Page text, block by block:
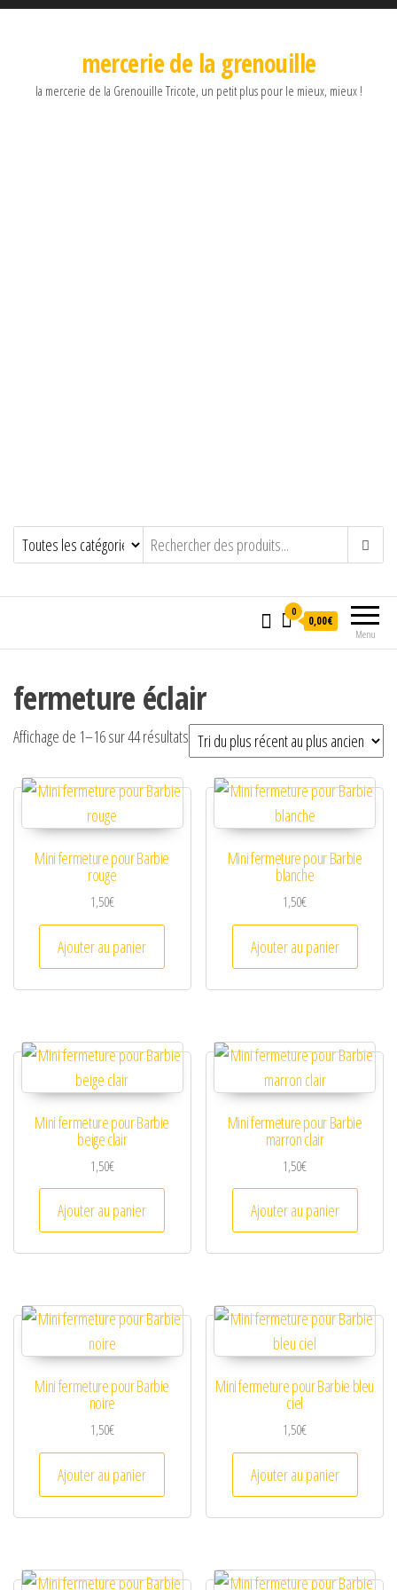
mercerie de la grenouille
la mercerie de la Grenouille Tricote, un petit plus pour le mieux, mieux !
Menu
0
0,00€
fermeture éclair
Affichage de 1–16 sur 44 résultats Trié du plus récent au plus ancien
Mini fermeture pour Barbie
rouge
1,50€
Ajouter au panier
Mini fermeture pour Barbie
blanche
1,50€
Ajouter au panier
Mini fermeture pour Barbie
beige clair
1,50€
Ajouter au panier
Mini fermeture pour Barbie
marron clair
1,50€
Ajouter au panier
Mini fermeture pour Barbie
noire
1,50€
Ajouter au panier
Mini fermeture pour Barbie bleu
ciel
1,50€
Ajouter au panier